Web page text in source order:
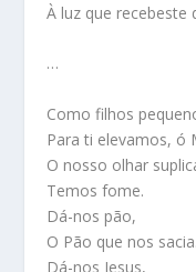
À luz que recebeste
…
Como filhos
Para ti elevamos, ó
O nosso olhar
Temos fome.
Dá-nos pão,
O Pão que nos sacia.
Dá-nos Jesus,